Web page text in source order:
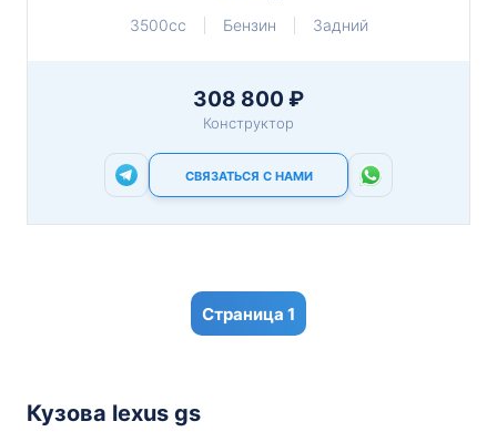
3500cc
Бензин Задний
308 800 ₽
Конструктор
СВЯЗАТЬСЯ С НАМИ
1
Кузова lexus gs